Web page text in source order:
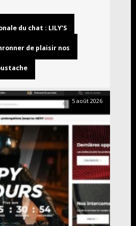
du chat : LILY’S
de plaisir nos
5 août 2026